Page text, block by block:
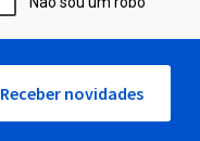
Receber novidades